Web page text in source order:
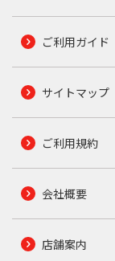
ご利用ガイド
サイトマップ
ご利用規約
会社概要
店舗案内